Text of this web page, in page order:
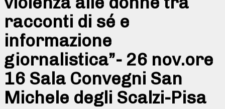
racconti di sé e
informazione
giornalistica”- 26 nov.ore
16 Sala Convegni San
Michele degli Scalzi-Pisa